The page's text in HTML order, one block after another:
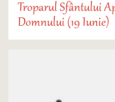
Troparul Sfântului
Domnului (19 Iunie)